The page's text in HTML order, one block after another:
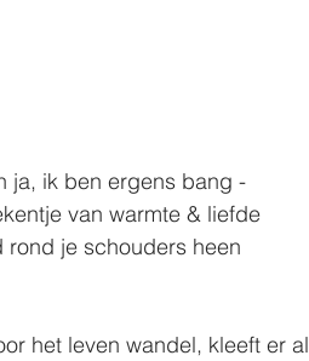
ja, ik ben ergens bang -
van warmte & liefde
je schouders heen
het leven wandel, kleeft er al